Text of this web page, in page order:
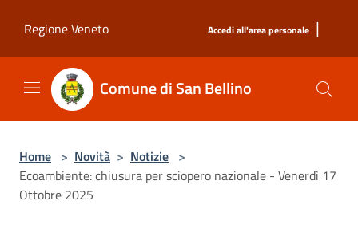
Regione Veneto
Accedi all'area personale |
Comune di San Bellino
Home > Novità > Notizie >
Ecoambiente: chiusura per sciopero nazionale - Venerdì 17
Ottobre 2025